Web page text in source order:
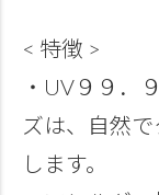
< 特徴 >
・UV９９．
ズは、自然
します。